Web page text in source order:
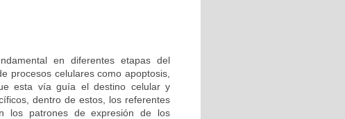
en diferentes etapas del
procesos celulares como apoptosis,
esta vía guía el destino celular y
dentro de estos, los referentes
los patrones de expresión de los